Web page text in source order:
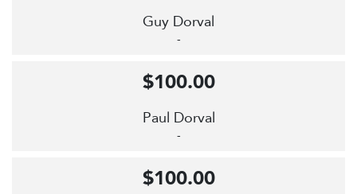
Guy Dorval
-
Paul Dorval
-
$100.00
$100.00